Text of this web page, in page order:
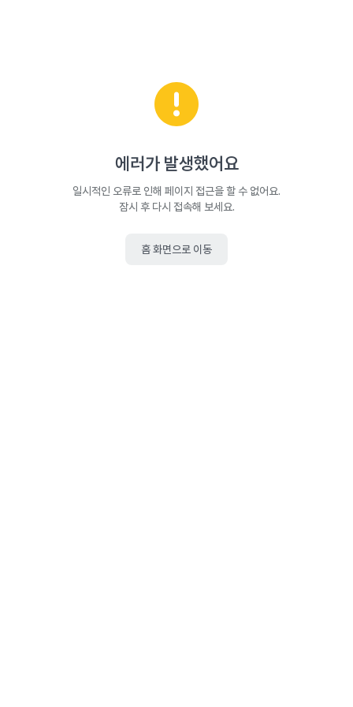
에러가 발생했어요
일시적인 오류로 인해 페이지 접근을 할 수 없어요.
잠시 후 다시 접속해 보세요.
홈 화면으로 이동